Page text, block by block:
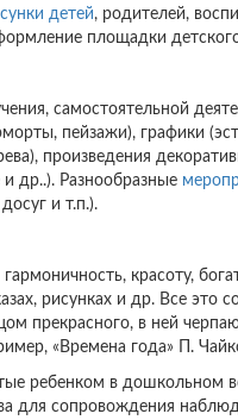
детей, родителей,
площадки
самостоятельной
пейзажи), графики
произведения
др..). Разнообразные
и т.п.).
красоту,
рисунках и др. Все это
прекрасного, в ней
«Времена года» П.
ребенком в дошкольном
для сопровождения